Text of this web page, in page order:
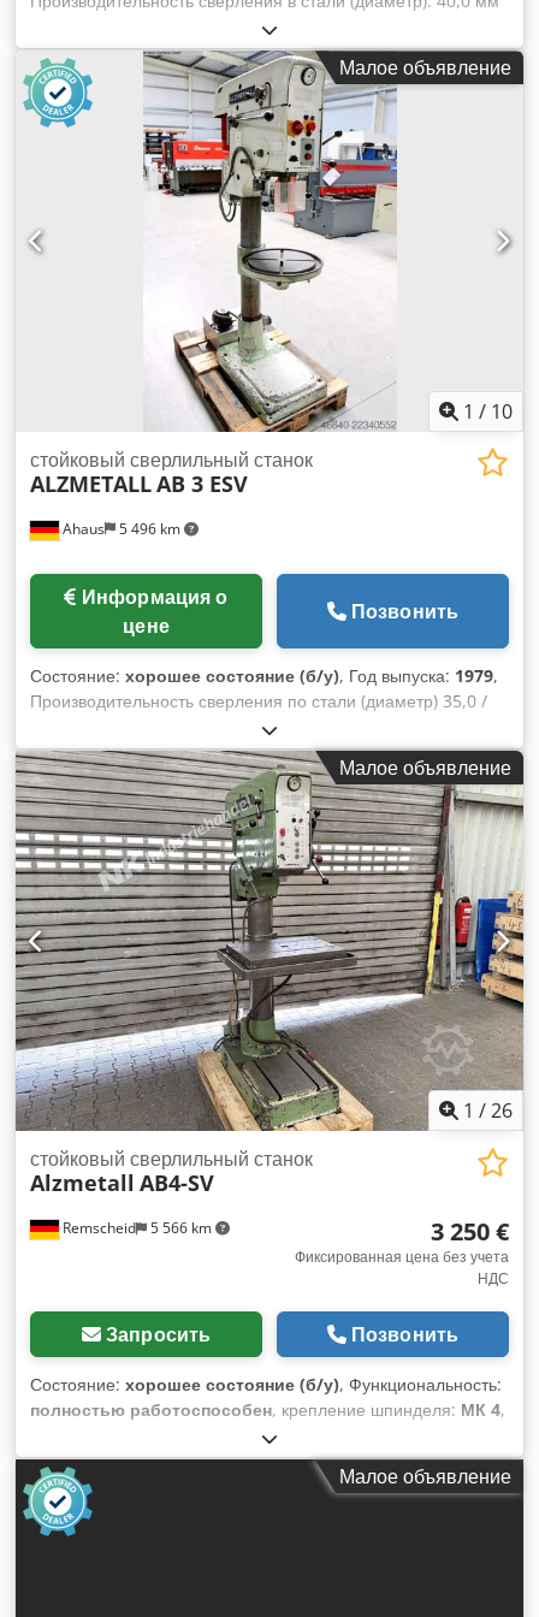
Вылет: 293 мм Ход сверления: 140 мм Конус Морзе: 3 MK
Стол: 415 x 350 мм Диапазон скоростей: 160–2250 об/мин
Диаметр колонны: 115 мм Общая потребляемая мощность:
1,45 / 1,90 кВт Dcodpfxszl E T Rj Aixek Вес: 285 кг
Габаритные размеры (Д x Ш x В): 500 x 800 x 1920 мм
Комплектация: – надежный столбовой сверлильный станок
– плавная регулировка скорости (клиноременная передача)
– двигатель с возможностью реверсивного вращения – упор
для ограничения глубины сверления – станина станка с 2
Т-образными пазами * регулировка по высоте с помощью
ручного маховика – грибовидная кнопка (с фиксацией) для
аварийного выключения – переключатель для
реверсивного вращения (вправо и влево) – руководство по
эксплуатации (в формате PDF)
Малое объявление
1 / 10
Ahaus 5 496 km
стойковый сверлильный станок
ALZMETALLAB 3 ESV
цене
Позвонить
Состояние: хорошее состояние (б/у), Год выпуска: 1979,
Производительность сверления по стали (диаметр) 35,0 /
40,0 мм Вылет 300 мм Ход сверления 180 мм Диапазон
скоростей 110–1450 об/мин Размер стола Ø 455 мм
Диаметр колонны 155 мм Подача 0,1 / 0,2 / 0,3 м/мин
Конус шпинделя MK 4 Мощность двигателя 1,5 кВт Вес 450
кг Габаритные размеры (Д x Ш x В) 800 x 650 x 1850 мм
Комплектация: - Прочная колонная сверлильная машина
(ременная передача) - Автоматическая подача шпинделя -
Плавная регулировка скорости - Ограничитель глубины
сверления - Круглый стол с Т-образными пазами *
Регулировка по высоте с помощью рукоятки * Поворотный -
Кнопка аварийной остановки (спереди) - Система подачи
охлаждающей жидкости с отдельным резервуаром Djdpfx
Ajzl E Tksixock - Инструкция по эксплуатации
Малое объявление
1 /26
Remscheid 5 566 km
стойковый сверлильный станок
Alzmetall AB4-SV
3 250 €
Фиксированная цена без учета
НДС
Запросить Позвонить
Состояние: хорошее состояние (б/у), Функциональность:
полностью работоспособен, крепление шпинделя: МК 4,
На продажу выставлен столбовой сверлильный станок
марки Alzmetall в хорошем, бывшем в употреблении
состоянии, как показано на фотографиях. Технические
характеристики: • Производитель: Alzmetall • Модель: AB4-
SV • Диапазон скоростей вращения: приблизительно 60–765
Малое объявление